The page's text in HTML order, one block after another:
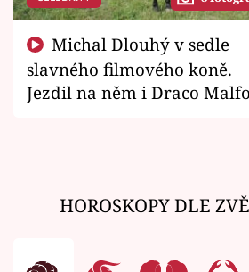
slavného filmového koně.
Jezdil na něm i Draco
HOROSKOPY DLE